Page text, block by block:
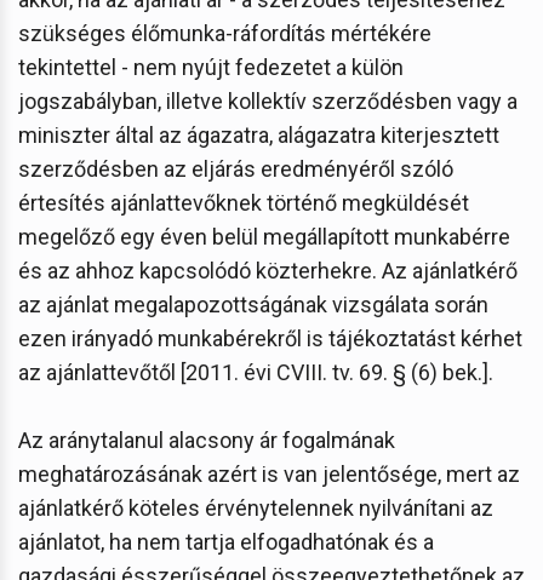
szükséges élőmunka-ráfordítás mértékére
tekintettel - nem nyújt fedezetet a külön
jogszabályban, illetve kollektív szerződésben vagy a
miniszter által az ágazatra, alágazatra kiterjesztett
szerződésben az eljárás eredményéről szóló
értesítés ajánlattevőknek történő megküldését
megelőző egy éven belül megállapított munkabérre
és az ahhoz kapcsolódó közterhekre. Az ajánlatkérő
az ajánlat megalapozottságának vizsgálata során
ezen irányadó munkabérekről is tájékoztatást kérhet
az ajánlattevőtől [2011. évi CVIII. tv. 69. § (6) bek.].
Az aránytalanul alacsony ár fogalmának
meghatározásának azért is van jelentősége, mert az
ajánlatkérő köteles érvénytelennek nyilvánítani az
ajánlatot, ha nem tartja elfogadhatónak és a